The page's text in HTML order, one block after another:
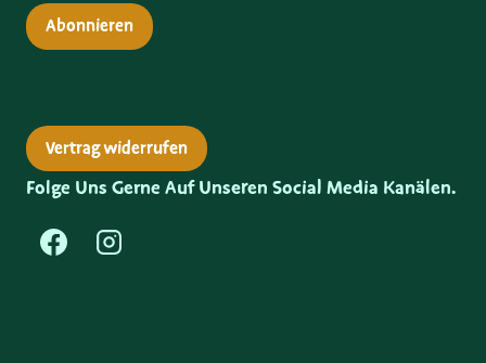
Abonnieren
Vertrag widerrufen
Folge Uns Gerne Auf Unseren Social Media Kanälen.